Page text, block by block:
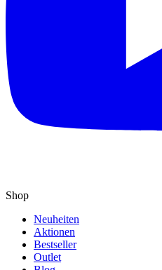
Shop
Neuheiten
Aktionen
Bestseller
Outlet